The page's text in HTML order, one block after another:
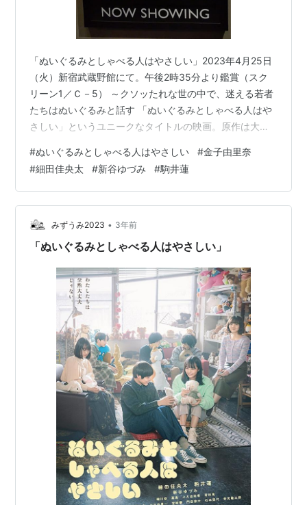
「ぬいぐるみとしゃべる人はやさしい」2023年4月25日
（火）新宿武蔵野館にて。午後2時35分より鑑賞（スク
リーン1／Ｃ－5） ～クソッたれな世の中で、迷える若者
たちはぬいぐるみと話す 「ぬいぐるみとしゃべる人はや
さしい」というユニークなタイトルの映画。原作は大前
れを、これが長編商業デビューとなる金子由里奈監督が
映画化した。 青春群像劇である。冒頭は主人公の七森
（細田佳央太）が女の子から告白されているシーン。だ
が七森は恋愛というものがわからない。だから、告白さ
れても戸惑うばかりで相手を怒らせてしまう。 そんな七
森が京都にある大学に入学する。まも…
#ぬいぐるみとしゃべる人はやさしい #金子由里奈
#細田佳央太 #新谷ゆづみ #駒井蓮
みずうみ2023 • 3年前
「ぬいぐるみとしゃべる人はやさしい」